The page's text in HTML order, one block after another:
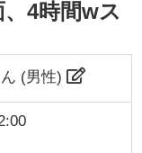
4時間wス
(男性)